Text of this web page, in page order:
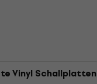
Vinyl Schallplatten